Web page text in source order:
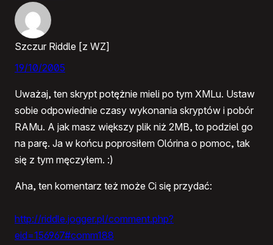
Szczur Riddle [z WZ]
19/10/2005
Uważaj, ten skrypt potężnie mieli po tym XMLu. Ustaw
sobie odpowiednie czasy wykonania skryptów i pobór
RAMu. A jak masz większy plik niż 2MB, to podziel go
na parę. Ja w końcu poprosiłem Olórina o pomoc, tak
się z tym męczyłem. :)
Aha, ten komentarz też może Ci się przydać:
http://riddle.jogger.pl/comment.php?
eid=156967#comm188